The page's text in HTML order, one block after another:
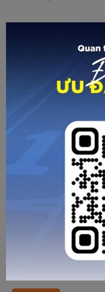
CÁC BÀI VIẾT
Bao lâu nên thay
Trong thế giới cũng
phụ kiện mà còn là
cổ chân, khớp hàng